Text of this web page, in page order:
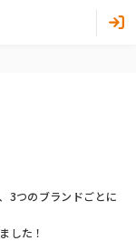
3つのブランドごとに
した！